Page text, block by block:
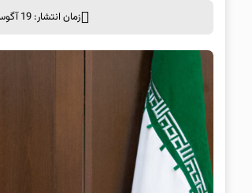
زمان انتشار: 19 آگوست 2021 ساعت 13:09